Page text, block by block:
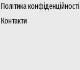
Політика конфіденційності
Контакти